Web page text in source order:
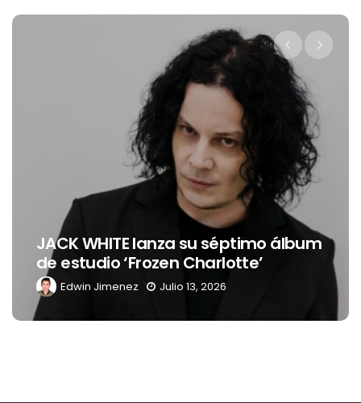
álbum
Levi’s® presenta a Belinda
nueva embajadora para
Latinoamérica
Edwin Jimenez